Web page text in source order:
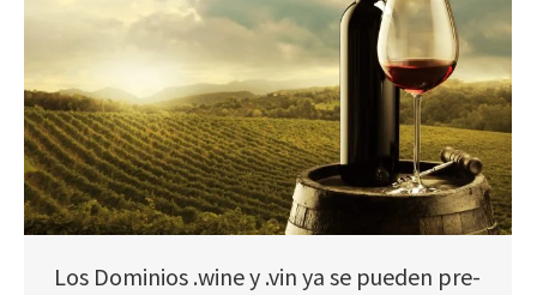
Los Dominios .wine y .vin ya se pueden pre-